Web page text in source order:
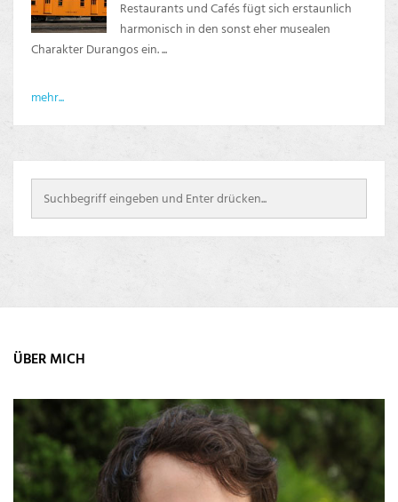
Restaurants und Cafés fügt sich erstaunlich
harmonisch in den sonst eher musealen
Charakter Durangos ein. ...
mehr...
ÜBER MICH